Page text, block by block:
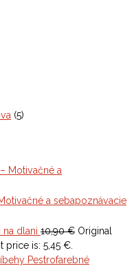
(5)
a sebapoznávacie
na dlani 10,90€ Original
price is: 5,45 €.
Pestrofarebné